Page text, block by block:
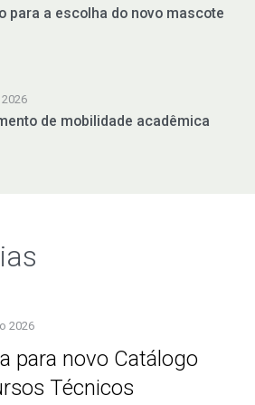
para a escolha do novo mascote
de mobilidade acadêmica
2026
para novo Catálogo
Técnicos